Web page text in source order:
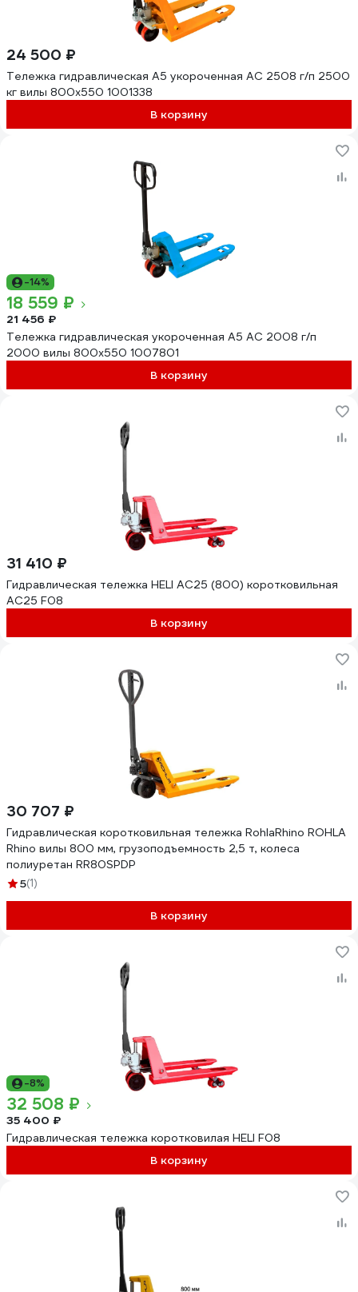
24 500 ₽
Тележка гидравлическая А5 укороченная АС 2508 г/п 2500
кг вилы 800x550 1001338
В корзину
-14%
18 559 ₽
21 456 ₽
Тележка гидравлическая укороченная А5 AC 2008 г/п
2000 вилы 800x550 1007801
В корзину
31 410 ₽
Гидравлическая тележка HELI AC25 (800) коротковильная
AC25 F08
В корзину
30 707 ₽
Гидравлическая коротковильная тележка RohlaRhino ROHLA
Rhino вилы 800 мм, грузоподъемность 2,5 т, колеса
полиуретан RR80SPDP
5(1)
В корзину
-8%
32 508 ₽
35 400 ₽
Гидравлическая тележка коротковилая HELI F08
В корзину